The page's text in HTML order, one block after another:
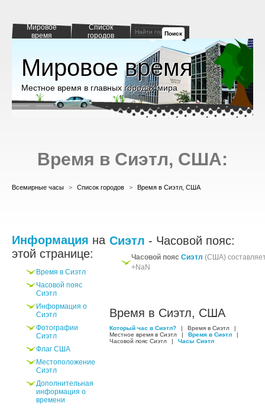
Мировое
время
Список
городов
Поиск
Мировое время
Местное время в главных городах мира
Время в Сиэтл, США:
Всемирные часы > Список городов > Время в Сиэтл, США
Информация на
этой странице:
Время в Сиэтл
Часовой пояс
Сиэтл
Информация о
Сиэтл
Фотографии
Сиэтл
Флаг США
Местоположение
Сиэтл
Дополнительная
информация о
времени
Сиэтл - Часовой пояс:
Часовой пояс Сиэтл (США)
+NaN
Время в Сиэтл, США
Который час в Сиэтл? | Время в Сиэтл
|
Местное время в Сиэтл
| Время в Сиэтл
|
Часовой пояс Сиэтл
| Часы Сиэтл